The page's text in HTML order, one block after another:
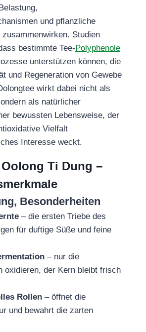
und pflanzliche
Studien
bestimmte Tee‑ Polyphenole
unterstützen können, die
und Regeneration von Gewebe
wirkt dabei nicht als
als natürlicher
bewussten Lebensweise, der
Vielfalt
Interesse weckt.
Ti Dung –
Besonderheiten
– die ersten Triebe des
für duftige Süße und feine
– nur die
oxidieren, der Kern bleibt frisch
Rollen– öffnet die
und bewahrt die zarten